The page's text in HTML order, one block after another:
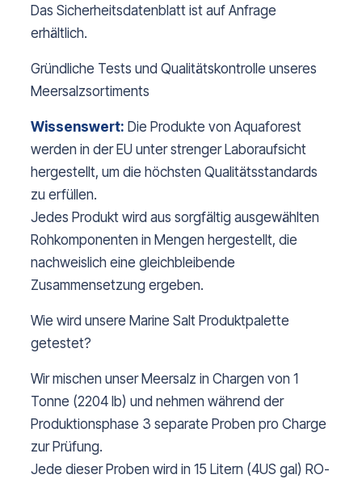
Das Sicherheitsdatenblatt ist auf Anfrage
erhältlich.
Gründliche Tests und Qualitätskontrolle unseres
Meersalzsortiments
Wissenswert: Die Produkte von Aquaforest
werden in der EU unter strenger Laboraufsicht
hergestellt, um die höchsten Qualitätsstandards
zu erfüllen.
Jedes Produkt wird aus sorgfältig ausgewählten
Rohkomponenten in Mengen hergestellt, die
nachweislich eine gleichbleibende
Zusammensetzung ergeben.
Wie wird unsere Marine Salt Produktpalette
getestet?
Wir mischen unser Meersalz in Chargen von 1
Tonne (2204 lb) und nehmen während der
Produktionsphase 3 separate Proben pro Charge
zur Prüfung.
Jede dieser Proben wird in 15 Litern (4US gal) RO-